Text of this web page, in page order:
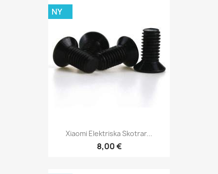
Xiaomi Elektriska Skotrar...
8,00 €
NY